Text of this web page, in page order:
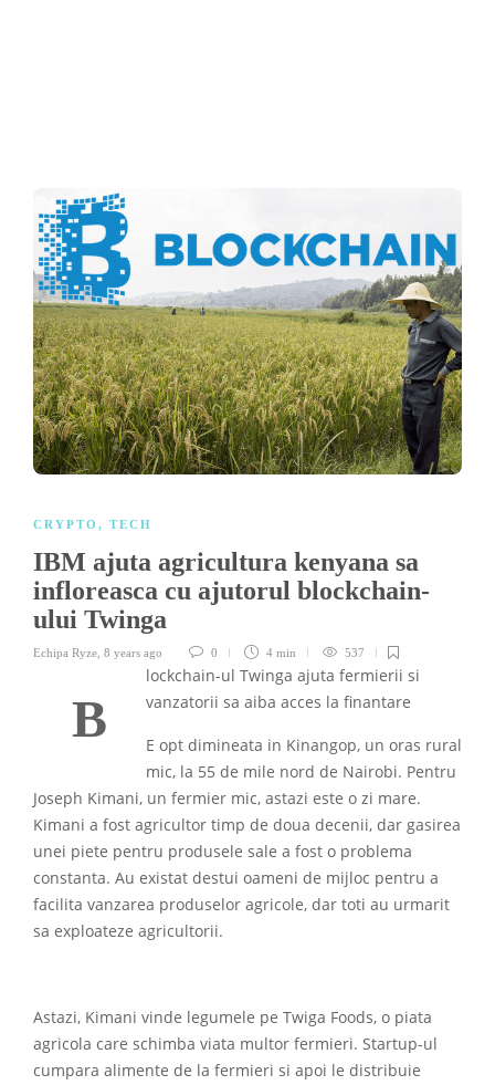
CRYPTO , TECH
IBM ajuta agricultura kenyana sa
infloreasca cu ajutorul blockchain-
ului Twinga
Echipa Ryze 8 years ago 0 4 min 537
B
lockchain-ul Twinga ajuta fermierii si
vanzatorii sa aiba acces la finantare
E opt dimineata in Kinangop, un oras rural
mic, la 55 de mile nord de Nairobi. Pentru
Joseph Kimani, un fermier mic, astazi este o zi mare.
Kimani a fost agricultor timp de doua decenii, dar gasirea
unei piete pentru produsele sale a fost o problema
constanta. Au existat destui oameni de mijloc pentru a
facilita vanzarea produselor agricole, dar toti au urmarit
sa exploateze agricultorii.
Astazi, Kimani vinde legumele pe Twiga Foods, o piata
agricola care schimba viata multor fermieri. Startup-ul
cumpara alimente de la fermieri si apoi le distribuie